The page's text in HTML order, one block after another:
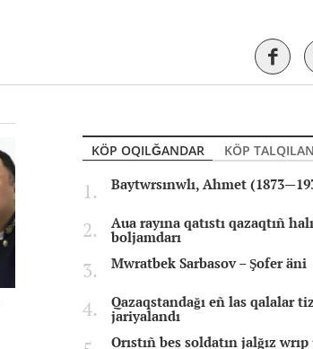
KÖP OQILĞANDAR
KÖP
Baytwrsınwlı, Ahmet
Aua rayına qatıstı qazaqtıñ
boljamdarı
Mwratbek Sarbasov – Şofer äni
Qazaqstandağı eñ las qalalar
jariyalandı
Orıstıñ bes soldatın jalğız